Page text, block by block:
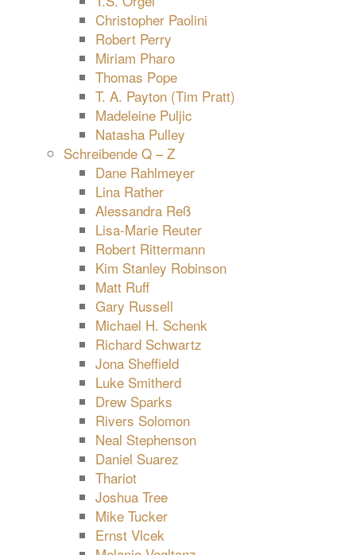
Christopher Paolini
Robert Perry
Miriam Pharo
Thomas Pope
T. A. Payton (Tim Pratt)
Madeleine Puljic
Natasha Pulley
Schreibende Q – Z
Dane Rahlmeyer
Lina Rather
Alessandra Reß
Lisa-Marie Reuter
Robert Rittermann
Kim Stanley Robinson
Matt Ruff
Gary Russell
Michael H. Schenk
Richard Schwartz
Jona Sheffield
Luke Smitherd
Drew Sparks
Rivers Solomon
Neal Stephenson
Daniel Suarez
Thariot
Joshua Tree
Mike Tucker
Ernst Vlcek